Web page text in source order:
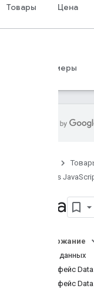
Товары Цена
Примеры
Maps
Data
Содержание
Класс данных
Интерфейс
Интерфейс